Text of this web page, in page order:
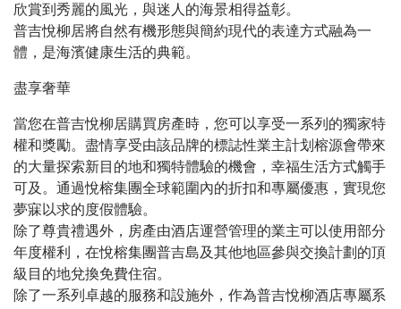
欣賞到秀麗的風光，與迷人的海景相得益彰。
普吉悅柳居將自然有機形態與簡約現代的表達方式融為一
體，是海濱健康生活的典範。
盡享奢華
當您在普吉悅柳居購買房產時，您可以享受一系列的獨家特
權和獎勵。盡情享受由該品牌的標誌性業主計划榕源會帶來
的大量探索新目的地和獨特體驗的機會，幸福生活方式觸手
可及。通過悅榕集團全球範圍內的折扣和專屬優惠，實現您
夢寐以求的度假體驗。
除了尊貴禮遇外，房產由酒店運營管理的業主可以使用部分
年度權利，在悅榕集團普吉島及其他地區參與交換計劃的頂
級目的地兌換免費住宿。
除了一系列卓越的服務和設施外，作為普吉悅柳酒店專屬系